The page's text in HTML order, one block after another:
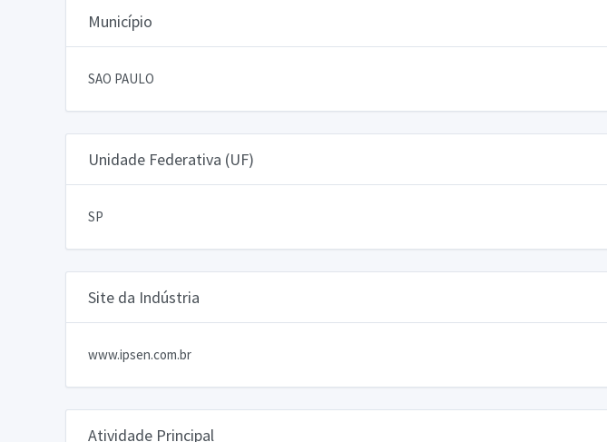
Município
SAO PAULO
Unidade Federativa (UF)
SP
Site da Indústria
www.ipsen.com.br
Atividade Principal